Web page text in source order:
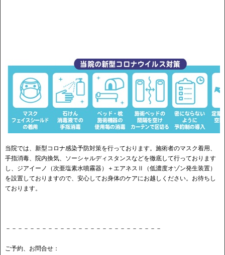
当院では、新型コロナ感染予防対策を行っております。施術者のマスク着用、
手指消毒、院内換気、ソーシャルディスタンスなどを徹底して行っております
し、ジアイーノ（次亜塩素水噴霧器）＋エアネスⅡ（低濃度オゾン発生装置）
を設置しておりますので、安心してお身体のケアにお越しください。お待ちし
ております。
－－－－－－－－－－－－－－－－－－－－－－－－－－
ご予約、お問合せ：